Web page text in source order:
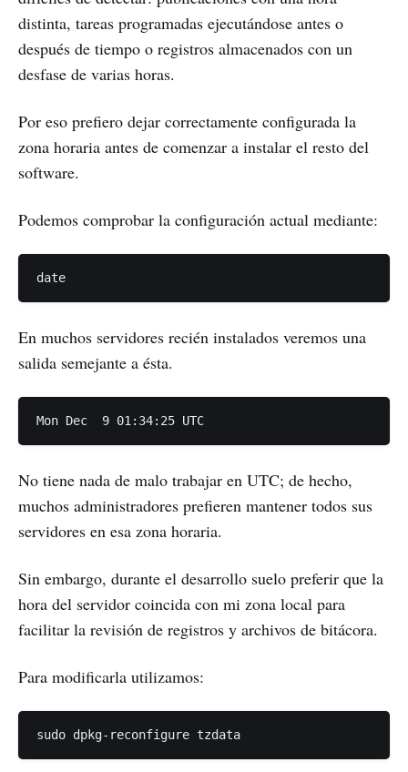
distinta, tareas programadas ejecutándose antes o
después de tiempo o registros almacenados con un
desfase de varias horas.
Por eso prefiero dejar correctamente configurada la
zona horaria antes de comenzar a instalar el resto del
software.
Podemos comprobar la configuración actual mediante:
En muchos servidores recién instalados veremos una
salida semejante a ésta.
No tiene nada de malo trabajar en UTC; de hecho,
muchos administradores prefieren mantener todos sus
servidores en esa zona horaria.
Sin embargo, durante el desarrollo suelo preferir que la
hora del servidor coincida con mi zona local para
facilitar la revisión de registros y archivos de bitácora.
Para modificarla utilizamos: